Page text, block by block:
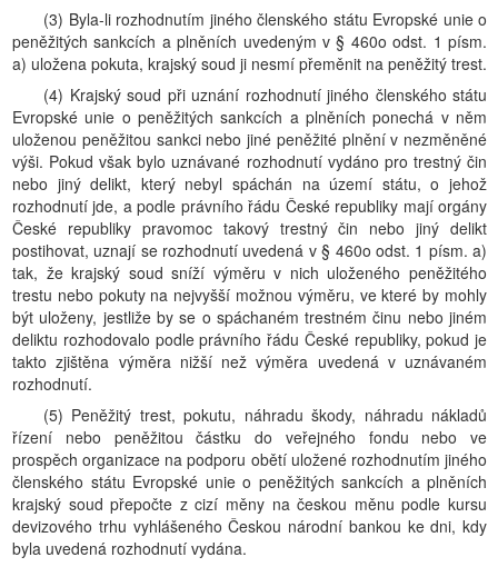
(3) Byla-li rozhodnutím jiného členského státu Evropské unie o
peněžitých sankcích a plněních uvedeným v § 460o odst. 1 písm.
a) uložena pokuta, krajský soud ji nesmí přeměnit na peněžitý trest.
(4) Krajský soud při uznání rozhodnutí jiného členského státu
Evropské unie o peněžitých sankcích a plněních ponechá v něm
uloženou peněžitou sankci nebo jiné peněžité plnění v nezměněné
výši. Pokud však bylo uznávané rozhodnutí vydáno pro trestný čin
nebo jiný delikt, který nebyl spáchán na území státu, o jehož
rozhodnutí jde, a podle právního řádu České republiky mají orgány
České republiky pravomoc takový trestný čin nebo jiný delikt
postihovat, uznají se rozhodnutí uvedená v § 460o odst. 1 písm. a)
tak, že krajský soud sníží výměru v nich uloženého peněžitého
trestu nebo pokuty na nejvyšší možnou výměru, ve které by mohly
být uloženy, jestliže by se o spáchaném trestném činu nebo jiném
deliktu rozhodovalo podle právního řádu České republiky, pokud je
takto zjištěna výměra nižší než výměra uvedená v uznávaném
rozhodnutí.
(5) Peněžitý trest, pokutu, náhradu škody, náhradu nákladů
řízení nebo peněžitou částku do veřejného fondu nebo ve
prospěch organizace na podporu obětí uložené rozhodnutím jiného
členského státu Evropské unie o peněžitých sankcích a plněních
krajský soud přepočte z cizí měny na českou měnu podle kursu
devizového trhu vyhlášeného Českou národní bankou ke dni, kdy
byla uvedená rozhodnutí vydána.